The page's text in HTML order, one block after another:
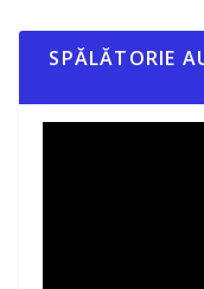
SPĂLĂTORIE